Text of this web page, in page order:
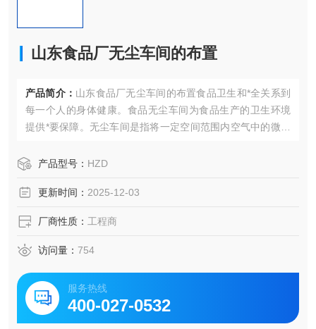
山东食品厂无尘车间的布置
产品简介： 山东食品厂无尘车间的布置食品卫生和*全关系到
每一个人的身体健康。食品无尘车间为食品生产的卫生环境
提供*要保障。无尘车间是指将一定空间范围内空气中的微粒
产品型号： HZD
更新时间： 2025-12-03
厂商性质： 工程商
访问量： 754
服务热线
400-027-0532